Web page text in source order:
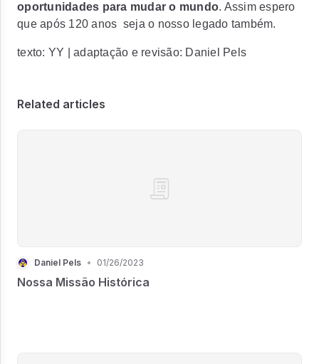
oportunidades para mudar o mundo. Assim espero
que após 120 anos seja o nosso legado também.
texto: YY | adaptação e revisão: Daniel Pels
Related articles
Daniel Pels • 01/26/2023
Nossa Missão Histórica